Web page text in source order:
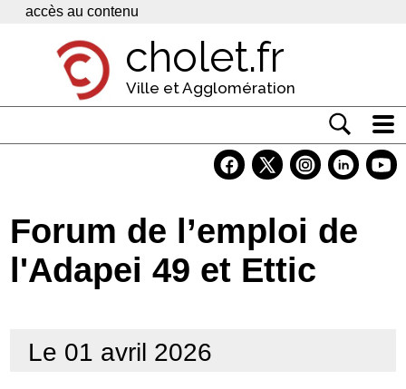
Panneau de gestion des cookies
accès au contenu
cholet.fr
Ville et Agglomération
Economie
Services
Forum de l’emploi de
l'Adapei 49 et Ettic
Le 01 avril 2026